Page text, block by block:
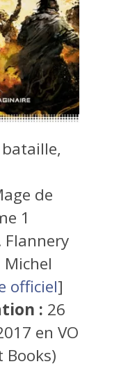
de
1
Flannery
officiel]
: 26
en VO
Books)